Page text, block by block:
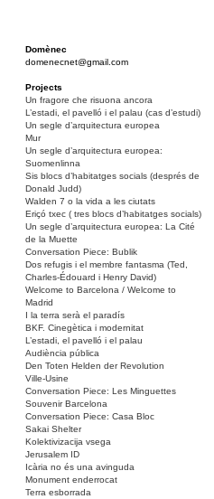
Domènec
domenecnet@gmail.com
Projects
Un fragore che risuona ancora
L’estadi, el pavelló i el palau (cas d’estudi)
Un segle d’arquitectura europea
Mur
Un segle d’arquitectura europea:
Suomenlinna
Sis blocs d’habitatges socials (després de
Donald Judd)
Walden 7 o la vida a les ciutats
Eriçó txec ( tres blocs d’habitatges socials)
Un segle d’arquitectura europea: La Cité
de la Muette
Conversation Piece: Bublik
Dos refugis i el membre fantasma (Ted,
Charles-Édouard i Henry David)
Welcome to Barcelona / Welcome to
Madrid
I la terra serà el paradís
BKF. Cinegètica i modernitat
L’estadi, el pavelló i el palau
Audiència pública
Den Toten Helden der Revolution
Ville-Usine
Conversation Piece: Les Minguettes
Souvenir Barcelona
Conversation Piece: Casa Bloc
Sakai Shelter
Kolektivizacija vsega
Jerusalem ID
Icària no és una avinguda
Monument enderrocat
Terra esborrada